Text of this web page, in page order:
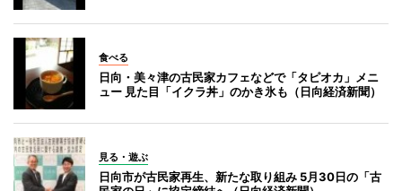
食べる
日向・美々津の古民家カフェなどで「タピオカ」メニ
ュー 見た目「イクラ丼」のかき氷も（日向経済新聞）
見る・遊ぶ
日向市が古民家再生、新たな取り組み 5月30日の「古